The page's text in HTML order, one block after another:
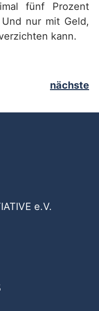
fünf Prozent
nur mit Geld,
kann.
nächste
e.V.